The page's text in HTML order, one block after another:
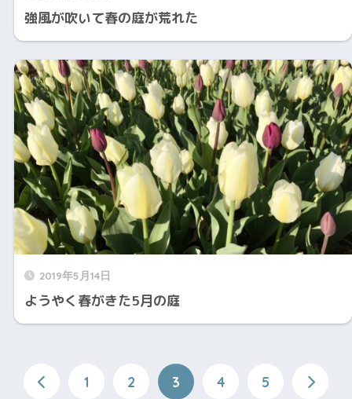
強風が吹いて春の庭が荒れた
2019年5月14日
ようやく春がきた5月の庭
1 2 3 4 5